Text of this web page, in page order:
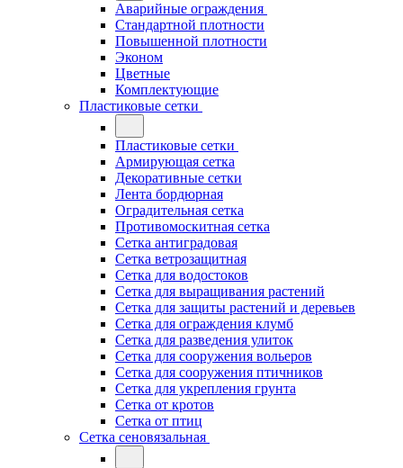
Аварийные ограждения
Стандартной плотности
Повышенной плотности
Эконом
Цветные
Комплектующие
Пластиковые сетки
Пластиковые сетки
Армирующая сетка
Декоративные сетки
Лента бордюрная
Оградительная сетка
Противомоскитная сетка
Сетка антиградовая
Сетка ветрозащитная
Сетка для водостоков
Сетка для выращивания растений
Сетка для защиты растений и деревьев
Сетка для ограждения клумб
Сетка для разведения улиток
Сетка для сооружения вольеров
Сетка для сооружения птичников
Сетка для укрепления грунта
Сетка от кротов
Сетка от птиц
Сетка сеновязальная